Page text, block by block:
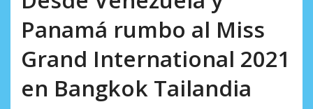
Panamá rumbo al Miss
Grand International 2021
en Bangkok Tailandia